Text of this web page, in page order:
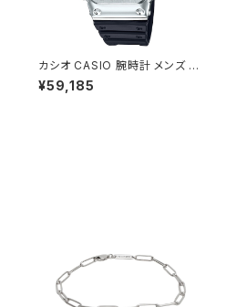
カシオ CASIO 腕時計 メンズ G
MW-B5000-1JF G-SHOCK
クォーツ ブラック シルバー国内
¥59,185